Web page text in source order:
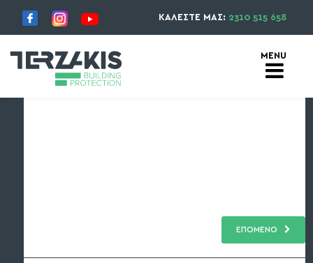
ΚΑΛΕΣΤΕ ΜΑΣ: 2310 515 658
ΕΠΟΜΕΝΟ